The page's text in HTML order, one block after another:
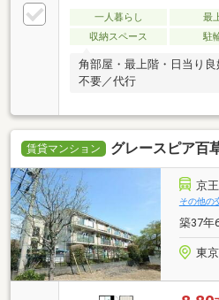
一人暮らし 最
収納スペース
駐
角部屋・最上階・日当り
不要／代行
賃貸マンション グレースピア百
京
その他の
築37年
東